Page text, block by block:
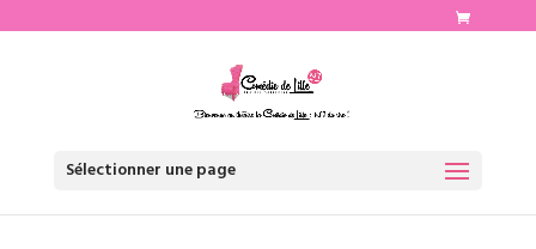
Sélectionner une page